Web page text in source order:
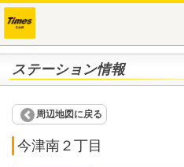
ステーション情報
周辺地図に戻る
今津南２丁目